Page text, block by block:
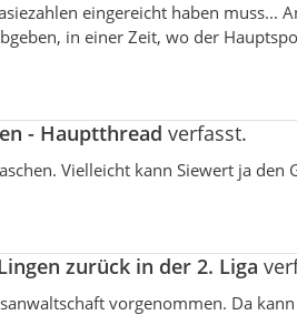
eingereicht haben muss...
in einer Zeit, wo der
- Hauptthread verfasst.
Vielleicht kann Siewert ja den
zurück in der 2. Liga
vorgenommen. Da